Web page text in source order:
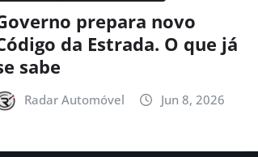
prepara novo
da Estrada. O que já
sabe
Radar Automóvel Jun 8, 2026